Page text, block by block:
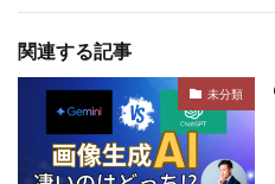
関連する記事
未分類